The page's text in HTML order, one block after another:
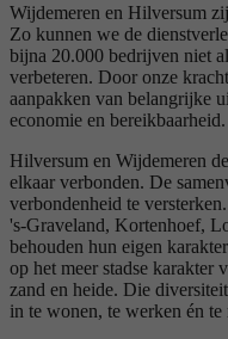
Wijdemeren en Hilversum
Zo kunnen we de
bijna 20.000 bedrijven niet
verbeteren. Door onze
aanpakken van belangrijke
economie en bereikbaarheid.
Hilversum en Wijdemeren
elkaar verbonden. De
verbondenheid te
's-Graveland, Kortenhoef,
behouden hun eigen
op het meer stadse karakter
zand en heide. Die
in te wonen, te werken én te